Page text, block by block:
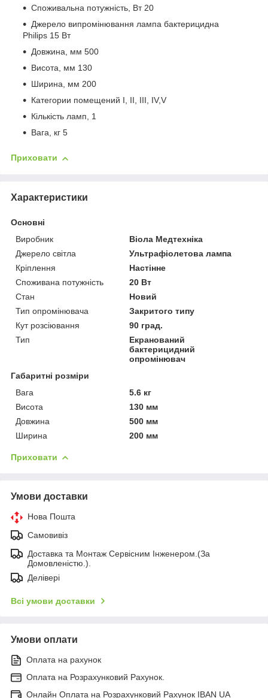
Споживальна потужність, Вт 20
Джерело випромінювання лампа бактерицидна
Philips 15 Вт
Довжина, мм 500
Висота, мм 130
Ширина, мм 200
Категории помещений І, ІІ, ІІІ, IV,V
Кількість ламп, 1
Вага, кг 5
Приховати
Характеристики
Основні
Виробник
Віола Медтехніка
Джерело світла
Ультрафіолетова лампа
Кріплення
Настінне
Споживана потужність
20 Вт
Стан
Новий
Тип опромінювача
Закритого типу
Кут розсіювання
90 град.
Тип
Екранований
бактерицидний
опромінювач
Габаритні розміри
Вага
5.6 кг
Висота
130 мм
Довжина
500 мм
Ширина
200 мм
Приховати
Умови доставки
Нова Пошта
Самовивіз
Доставка та Монтаж Сервісним Інженером.(За
Домовленістю.).
Делівері
Всі умови доставки
Умови оплати
Оплата на рахунок
Оплата на Розрахунковий Рахунок.
Онлайн Оплата на Розрахунковий Рахунок IBAN UA